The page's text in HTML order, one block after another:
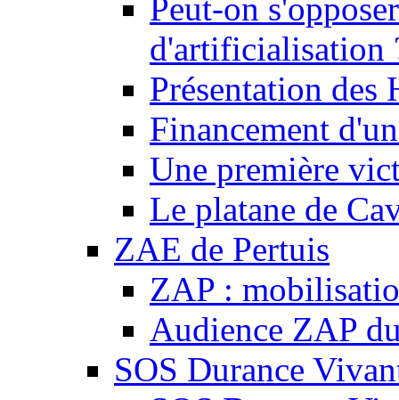
Peut-on
d'artificialisation
Présentation des
Financement
Une première
Le platane de
ZAE de Pertuis
ZAP :
Audience ZAP
SOS Durance